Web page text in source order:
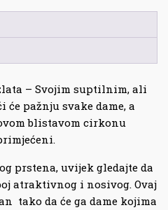
– Svojim suptilnim, ali
pažnju svake dame, a
blistavom cirkonu
prstena, uvijek gledajte da
atraktivnog i nosivog. Ovaj
tako da će ga dame kojima